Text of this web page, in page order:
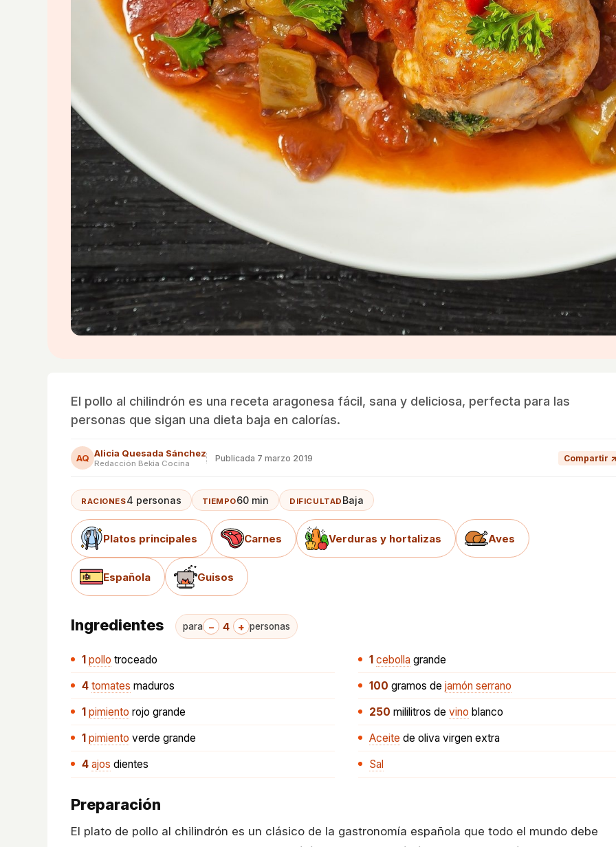
El pollo al chilindrón es una receta aragonesa fácil, sana y deliciosa, perfecta para las
personas que sigan una dieta baja en calorías.
AQ Alicia Quesada Sánchez
Redacción Bekia Cocina
Publicada 7 marzo 2019 Compartir ↗
RACIONES4 personas TIEMPO60 min DIFICULTAD Baja
Platos principales Carnes Verduras y hortalizas Aves
Española Guisos
Ingredientes para − 4 + personas
1 pollo troceado
4 tomates maduros
1 pimiento rojo grande
1 pimiento verde grande
4 ajos dientes
1 cebolla grande
100 gramos de jamón serrano
250 mililitros de vino blanco
Aceite de oliva virgen extra
Sal
Preparación
El plato de pollo al chilindrón es un clásico de la gastronomía española que todo el mundo debe